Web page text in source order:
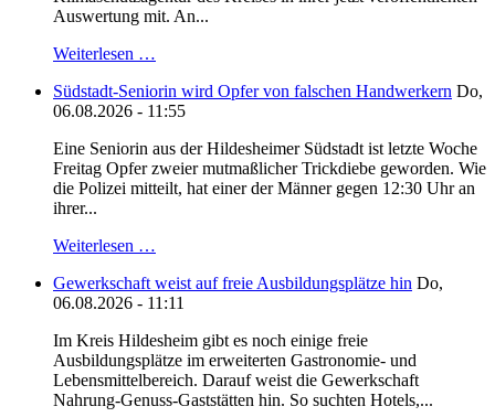
Auswertung mit. An...
Weiterlesen …
Südstadt-Seniorin wird Opfer von falschen Handwerkern Do,
06.08.2026 - 11:55
Eine Seniorin aus der Hildesheimer Südstadt ist letzte Woche
Freitag Opfer zweier mutmaßlicher Trickdiebe geworden. Wie
die Polizei mitteilt, hat einer der Männer gegen 12:30 Uhr an
ihrer...
Weiterlesen …
Gewerkschaft weist auf freie Ausbildungsplätze hin Do,
06.08.2026 - 11:11
Im Kreis Hildesheim gibt es noch einige freie
Ausbildungsplätze im erweiterten Gastronomie- und
Lebensmittelbereich. Darauf weist die Gewerkschaft
Nahrung-Genuss-Gaststätten hin. So suchten Hotels,...